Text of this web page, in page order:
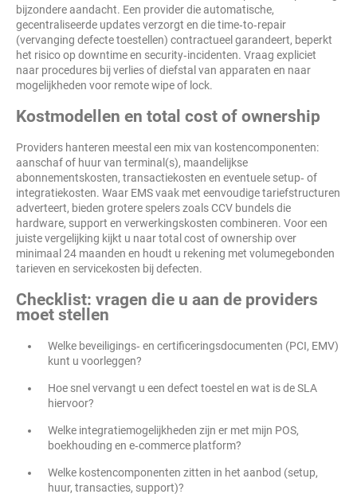
bijzondere aandacht. Een provider die automatische,
gecentraliseerde updates verzorgt en die time‑to‑repair
(vervanging defecte toestellen) contractueel garandeert, beperkt
het risico op downtime en security‑incidenten. Vraag expliciet
naar procedures bij verlies of diefstal van apparaten en naar
mogelijkheden voor remote wipe of lock.
Kostmodellen en total cost of ownership
Providers hanteren meestal een mix van kostencomponenten:
aanschaf of huur van terminal(s), maandelijkse
abonnementskosten, transactiekosten en eventuele setup‑ of
integratiekosten. Waar EMS vaak met eenvoudige tariefstructuren
adverteert, bieden grotere spelers zoals CCV bundels die
hardware, support en verwerkingskosten combineren. Voor een
juiste vergelijking kijkt u naar total cost of ownership over
minimaal 24 maanden en houdt u rekening met volumegebonden
tarieven en servicekosten bij defecten.
Checklist: vragen die u aan de providers
moet stellen
Welke beveiligings‑ en certificeringsdocumenten (PCI, EMV)
kunt u voorleggen?
Hoe snel vervangt u een defect toestel en wat is de SLA
hiervoor?
Welke integratiemogelijkheden zijn er met mijn POS,
boekhouding en e‑commerce platform?
Welke kostencomponenten zitten in het aanbod (setup,
huur, transacties, support)?